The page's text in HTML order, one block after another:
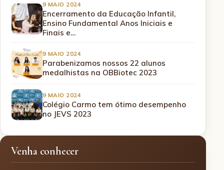
9 MAIO 2024
Encerramento da Educação Infantil,
Ensino Fundamental Anos Iniciais e
Finais e…
9 MAIO 2024
Parabenizamos nossos 22 alunos
medalhistas na OBBiotec 2023
9 MAIO 2024
Colégio Carmo tem ótimo desempenho
no JEVS 2023
Venha conhecer